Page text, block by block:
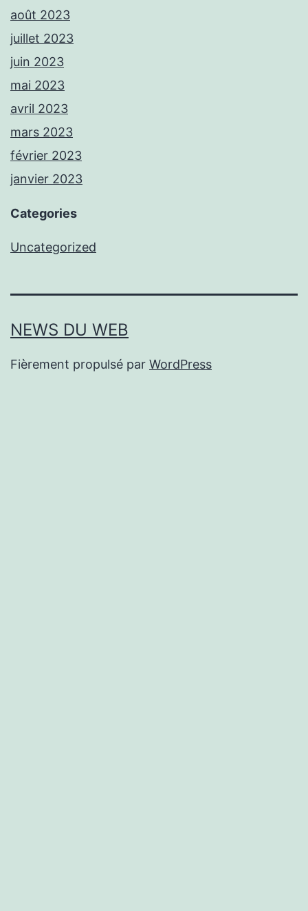
août 2023
juillet 2023
juin 2023
mai 2023
avril 2023
mars 2023
février 2023
janvier 2023
Categories
Uncategorized
NEWS DU WEB
Fièrement propulsé par WordPress